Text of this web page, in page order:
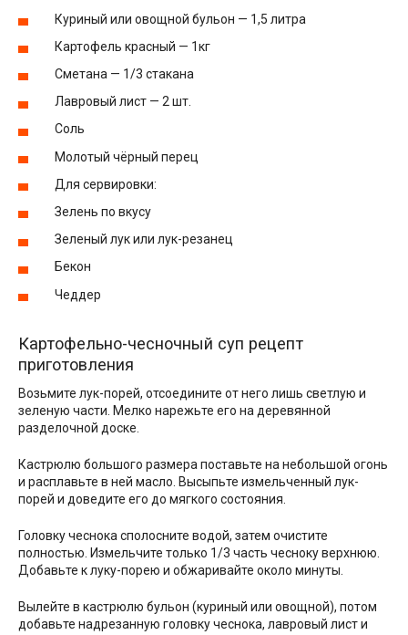
Куриный или овощной бульон — 1,5 литра
Картофель красный — 1кг
Сметана — 1/3 стакана
Лавровый лист — 2 шт.
Соль
Молотый чёрный перец
Для сервировки:
Зелень по вкусу
Зеленый лук или лук-резанец
Бекон
Чеддер
Картофельно-чесночный суп рецепт
приготовления
Возьмите лук-порей, отсоедините от него лишь светлую и
зеленую части. Мелко нарежьте его на деревянной
разделочной доске.
Кастрюлю большого размера поставьте на небольшой огонь
и расплавьте в ней масло. Высыпьте измельченный лук-
порей и доведите его до мягкого состояния.
Головку чеснока сполосните водой, затем очистите
полностью. Измельчите только 1/3 часть чесноку верхнюю.
Добавьте к луку-порею и обжаривайте около минуты.
Вылейте в кастрюлю бульон (куриный или овощной), потом
добавьте надрезанную головку чеснока, лавровый лист и